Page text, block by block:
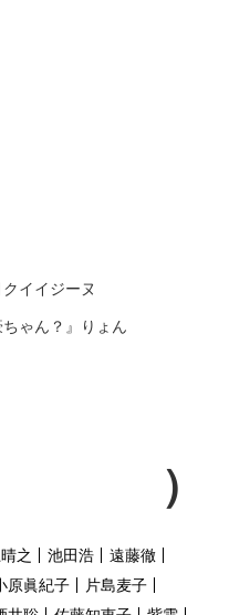
イイジーヌ
ゃん？』りょん
之 池田浩
遠藤徹
原眞紀子
片島麦子